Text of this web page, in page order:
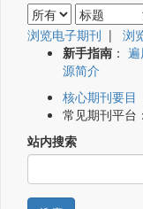
浏览电子期刊 | 浏
新手指南 ：
源简介
核心期刊要目
常见期刊平台：
站内搜索